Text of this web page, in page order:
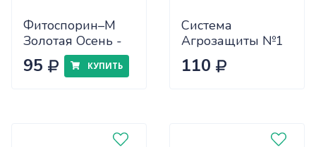
Фитоспорин–М
Золотая Осень -
0,2 л
95 КУПИТЬ
Система
Агрозащиты №1
для сада от
вредителей и
110